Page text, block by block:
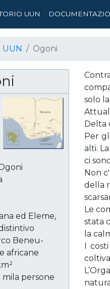
UUN
Ogoni
ed Eleme,
Beneu-
africane
mila persone
solo
Delta
Per
alti.
ci
Non
della
Le
stata
la
I